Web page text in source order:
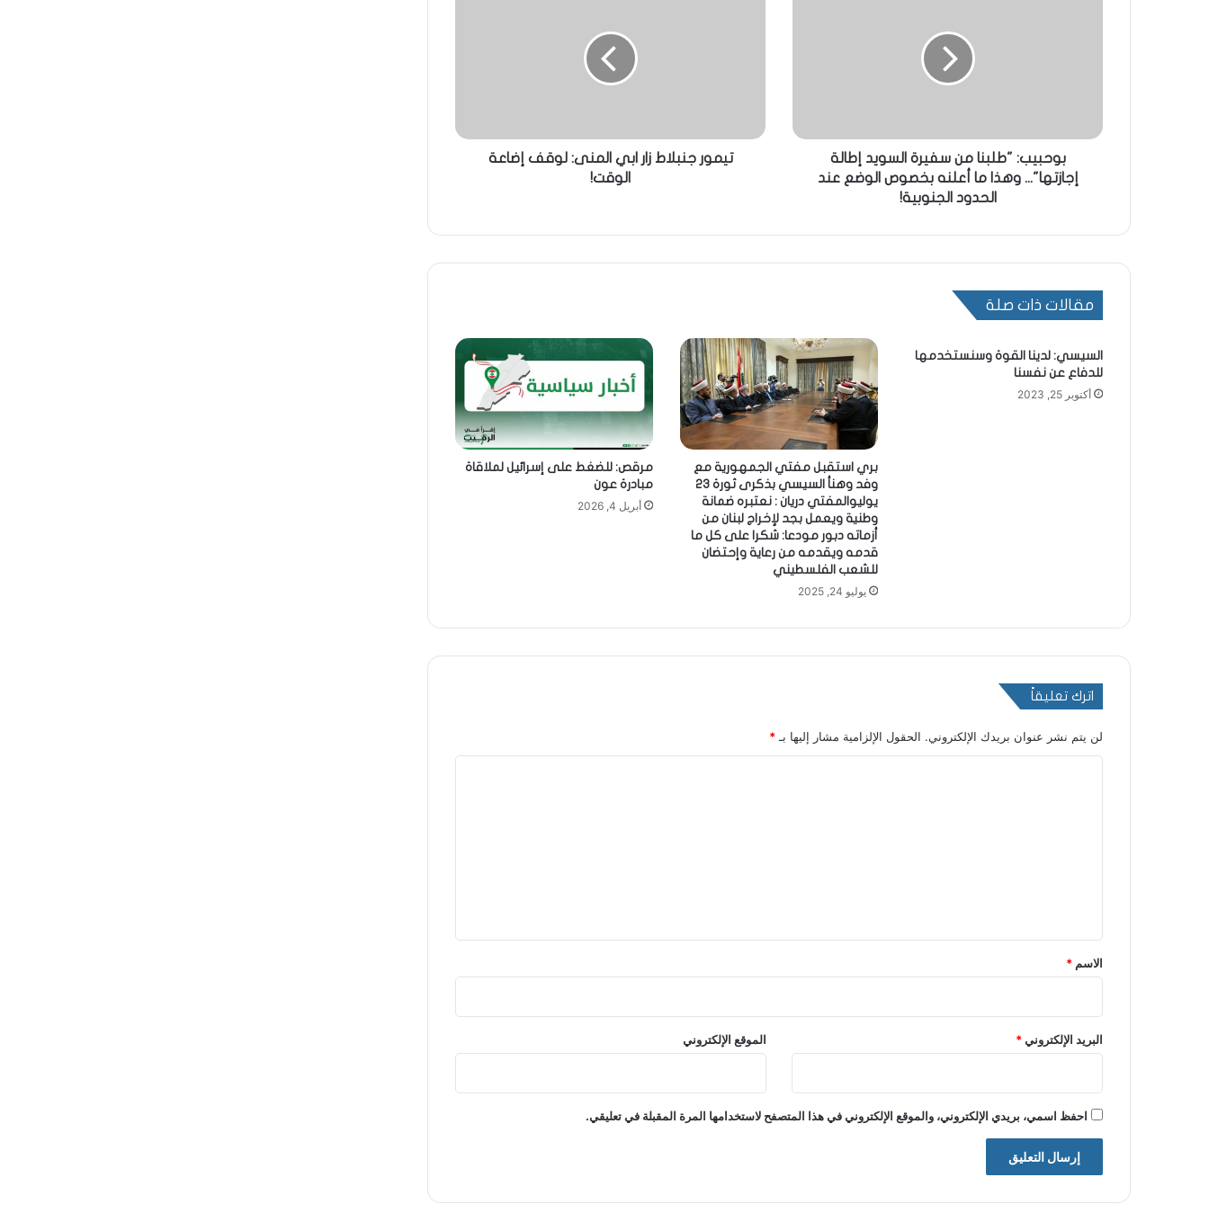
بوحبيب: "طلبنا من سفيرة السويد إطالة
إجازتها"... وهذا ما أعلنه بخصوص الوضع عند
الحدود الجنوبية!
تيمور جنبلاط زار ابي المنى: لوقف إضاعة
الوقت!
مقالات ذات صلة
السيسي: لدينا القوة وسنستخدمها
للدفاع عن نفسنا
أكتوبر 25, 2023
بري استقبل مفتي الجمهورية مع
وفد وهنأ السيسي بذكرى ثورة 23
يوليوالمفتي دريان : نعتبره ضمانة
وطنية ويعمل بجد لإخراج لبنان من
أزماته دبور مودعا: شكرا على كل ما
قدمه ويقدمه من رعاية وإحتضان
للشعب الفلسطيني
يوليو 24, 2025
مرقص: للضغط على إسرائيل لملاقاة
مبادرة عون
أبريل 4, 2026
اترك تعليقاً
لن يتم نشر عنوان بريدك الإلكتروني. الحقول الإلزامية مشار إليها بـ *
*
الاسم *
البريد الإلكتروني* الموقع الإلكتروني
احفظ اسمي، بريدي الإلكتروني، والموقع الإلكتروني في هذا المتصفح لاستخدامها المرة المقبلة في تعليقي.